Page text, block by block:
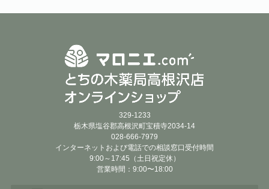
329-1233
栃木県塩谷郡高根沢町宝積寺2034-14
028-666-7979
インターネットおよび電話での相談窓口受付時間
9:00～17:45（土日祝定休）
営業時間：9:00〜18:00